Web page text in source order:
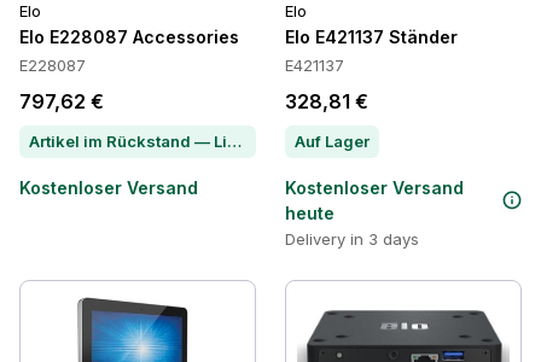
Elo
Elo E228087 Accessories
E228087
797,62 €
Artikel im Rückstand — Lieferzeit per Chat erfragen
Kostenloser Versand
Elo
Elo E421137 Ständer
E421137
328,81 €
Auf Lager
Kostenloser Versand
heute
Delivery in 3 days